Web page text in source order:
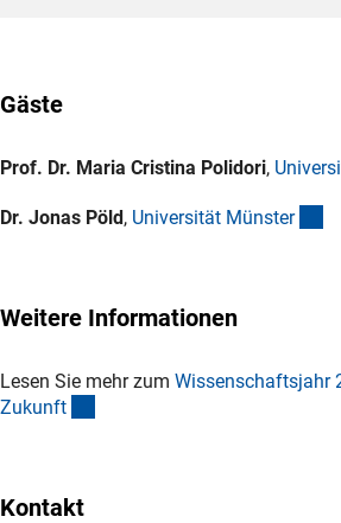
Gäste
Prof. Dr. Maria Cristina Polidori,
Dr. Jonas Pöld, Universität Münster
Weitere Informationen
Lesen Sie mehr zum Wissenschaftsjahr
Zukunft
Kontakt